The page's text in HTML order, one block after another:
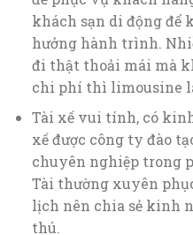
khách sạn di động để
hưởng hành trình.
đi thật thoải mái mà
chi phí thì limousine
Tài xế vui tính, có
xế được công ty đào
chuyên nghiệp trong
Tài thường xuyên
lịch nên chia sẻ kinh
thú.